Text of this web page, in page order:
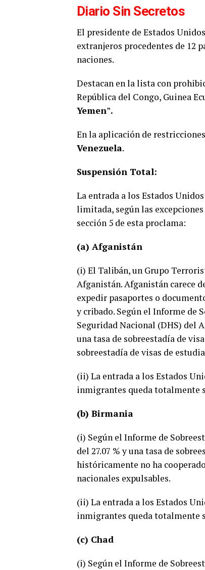
Diario Sin Secretos
El presidente de Estados
extranjeros procedentes de 12
naciones.
Destacan en la lista con
República del Congo, Guinea
Yemen”.
En la aplicación de
Venezuela.
Suspensión Total:
La entrada a los Estados
limitada, según las
sección 5 de esta proclama:
(a) Afganistán
(i) El Talibán, un Grupo
Afganistán. Afganistán carece
expedir pasaportes o
y cribado. Según el Informe de
Seguridad Nacional (DHS) del
una tasa de sobreestadía de
sobreestadía de visas de
(ii) La entrada a los Estados
inmigrantes queda totalmente
(b) Birmania
(i) Según el Informe de
del 27.07 % y una tasa de
históricamente no ha
nacionales expulsables.
(ii) La entrada a los Estados
inmigrantes queda totalmente
(c) Chad
(i) Según el Informe de